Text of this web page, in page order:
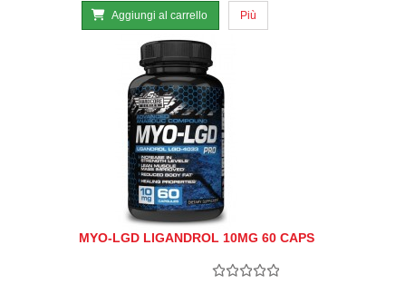
Aggiungi al carrello Più
MYO-LGD LIGANDROL 10MG 60 CAPS